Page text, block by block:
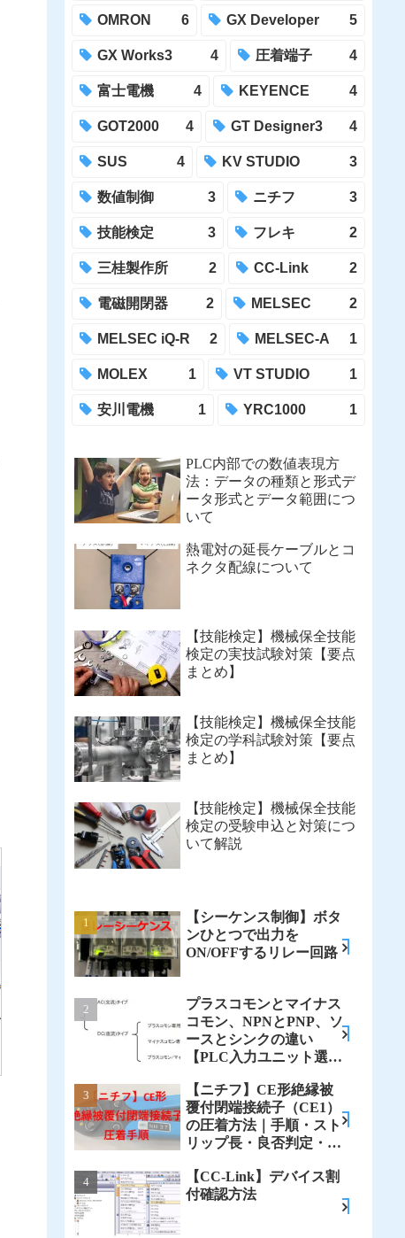
OMRON 6 GX Developer 5
GX Works3 4 圧着端子 4
富士電機 4 KEYENCE 4
GOT2000 4 GT Designer3 4
SUS 4 KV STUDIO 3
数値制御 3 ニチフ 3
技能検定 3 フレキ 2
三桂製作所 2 CC-Link 2
電磁開閉器 2 MELSEC 2
MELSEC iQ-R 2 MELSEC-A 1
MOLEX 1 VT STUDIO 1
安川電機 1 YRC1000 1
PLC内部での数値表現方
法：データの種類と形式デ
ータ形式とデータ範囲につ
いて
熱電対の延長ケーブルとコ
ネクタ配線について
【技能検定】機械保全技能
検定の実技試験対策【要点
まとめ】
【技能検定】機械保全技能
検定の学科試験対策【要点
まとめ】
【技能検定】機械保全技能
検定の受験申込と対策につ
いて解説
【シーケンス制御】ボタ
ンひとつで出力を
ON/OFFするリレー回路
プラスコモンとマイナス
コモン、NPNとPNP、ソ
ースとシンクの違い
【PLC入力ユニット選
【ニチフ】CE形絶縁被
覆付閉端接続子（CE1）
の圧着方法｜手順・スト
リップ長・良否判定・不
【CC-Link】デバイス割
付確認方法